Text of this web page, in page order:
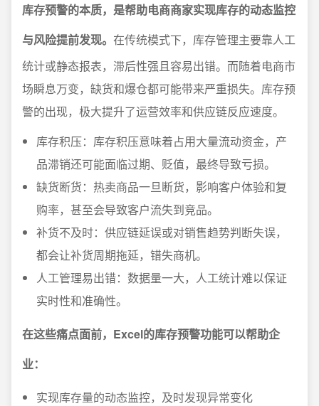
库存预警的本质，是帮助电商商家实现库存的动态监控
与风险提前发现。 在传统模式下，库存管理主要靠人工
统计或静态报表，滞后性强且容易出错。而随着电商市
场瞬息万变，缺货和爆仓都可能带来严重损失。库存预
警的出现，极大提升了运营效率和供应链反应速度。
库存积压：库存积压意味着占用大量流动资金，产
品滞销还可能面临过期、贬值，最终导致亏损。
缺货断货：热卖商品一旦断货，影响客户体验和复
购率，甚至会导致客户流失到竞品。
补货不及时：供应链延误或对销售趋势判断失误，
都会让补货周期拖延，错失商机。
人工管理易出错：数据量一大，人工统计难以保证
实时性和准确性。
在这些痛点面前，Excel的库存预警功能可以帮助企
业：
实现库存量的动态监控，及时发现异常变化